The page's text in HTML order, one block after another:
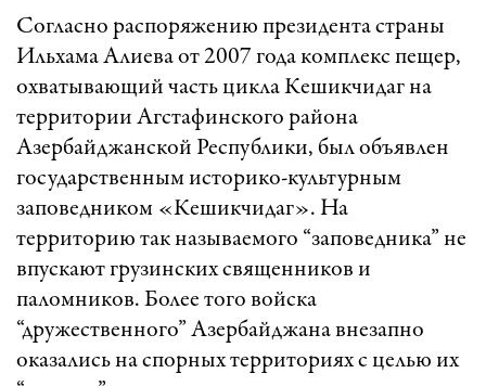
Согласно распоряжению президента страны
Ильхама Алиева от 2007 года комплекс пещер,
охватывающий часть цикла Кешикчидаг на
территории Агстафинского района
Азербайджанской Республики, был объявлен
государственным историко-культурным
заповедником «Кешикчидаг». На
территорию так называемого “заповедника” не
впускают грузинских священников и
паломников. Более того войска
“дружественного” Азербайджана внезапно
оказались на спорных территориях с целью их